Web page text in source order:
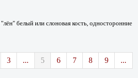
белый или слоновая кость, односторонние
3 ... 5 6 7 8 9 ...